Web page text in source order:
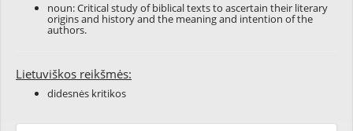
noun: Critical study of biblical texts to ascertain their literary
origins and history and the meaning and intention of the
authors.
Lietuviškos reikšmės:
didesnės kritikos